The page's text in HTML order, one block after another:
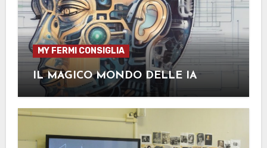
MY FERMI CONSIGLIA
IL MAGICO MONDO DELLE IA